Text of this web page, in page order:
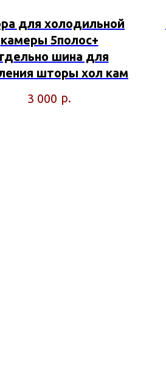
для холодильной
камеры 5полос+
шина для
шторы хол кам
3 000 р.